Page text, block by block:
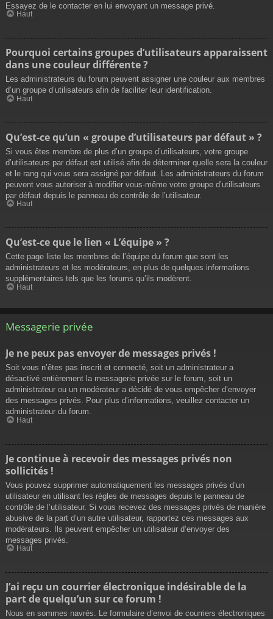
Essayez de le contacter en lui envoyant un message privé.
Haut
Pourquoi certains groupes d’utilisateurs apparaissent
dans une couleur différente ?
Les administrateurs du forum peuvent assigner une couleur aux membres
d’un groupe d’utilisateurs afin de faciliter leur identification.
Haut
Qu’est-ce qu’un « groupe d’utilisateurs par défaut » ?
Si vous êtes membre de plus d’un groupe d’utilisateurs, votre groupe
d’utilisateurs par défaut est utilisé afin de déterminer quelle sera la couleur
et le rang qui vous sera assigné par défaut. Les administrateurs du forum
peuvent vous autoriser à modifier vous-même votre groupe d’utilisateurs
par défaut depuis le panneau de contrôle de l’utilisateur.
Haut
Qu’est-ce que le lien « L’équipe » ?
Cette page liste les membres de l’équipe du forum que sont les
administrateurs et les modérateurs, en plus de quelques informations
supplémentaires tels que les forums qu’ils modèrent.
Haut
Messagerie privée
Je ne peux pas envoyer de messages privés !
Soit vous n’êtes pas inscrit et connecté, soit un administrateur a
désactivé entièrement la messagerie privée sur le forum, soit un
administrateur ou un modérateur a décidé de vous empêcher d’envoyer
des messages privés. Pour plus d’informations, veuillez contacter un
administrateur du forum.
Haut
Je continue à recevoir des messages privés non
sollicités !
Vous pouvez supprimer automatiquement les messages privés d’un
utilisateur en utilisant les règles de messages depuis le panneau de
contrôle de l’utilisateur. Si vous recevez des messages privés de manière
abusive de la part d’un autre utilisateur, rapportez ces messages aux
modérateurs. Ils peuvent empêcher un utilisateur d’envoyer des
messages privés.
Haut
J’ai reçu un courrier électronique indésirable de la
part de quelqu’un sur ce forum !
Nous en sommes navrés. Le formulaire d’envoi de courriers électroniques